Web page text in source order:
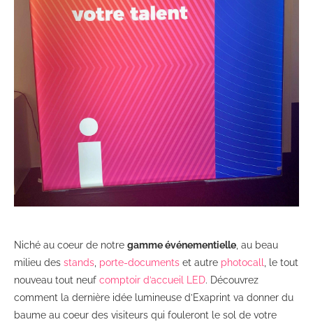
Niché au coeur de notre gamme événementielle, au beau
milieu des stands, porte-documents et autre photocall, le tout
nouveau tout neuf comptoir d’accueil LED. Découvrez
comment la dernière idée lumineuse d’Exaprint va donner du
baume au coeur des visiteurs qui fouleront le sol de votre